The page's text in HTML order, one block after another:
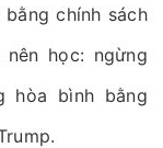
chính sách
học: ngừng
hòa bình bằng